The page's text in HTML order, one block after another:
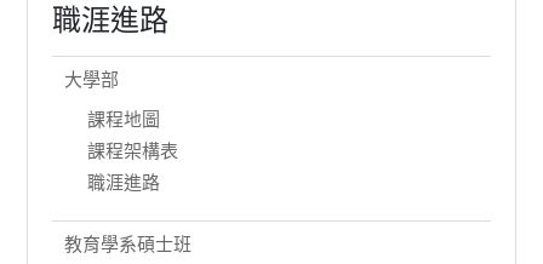
職涯進路
大學部
課程地圖
課程架構表
職涯進路
教育學系碩士班